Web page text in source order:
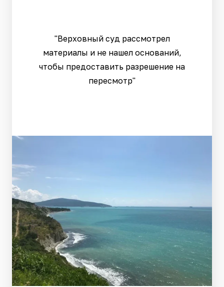
"Верховный суд рассмотрел
материалы и не нашел оснований,
чтобы предоставить разрешение на
пересмотр"